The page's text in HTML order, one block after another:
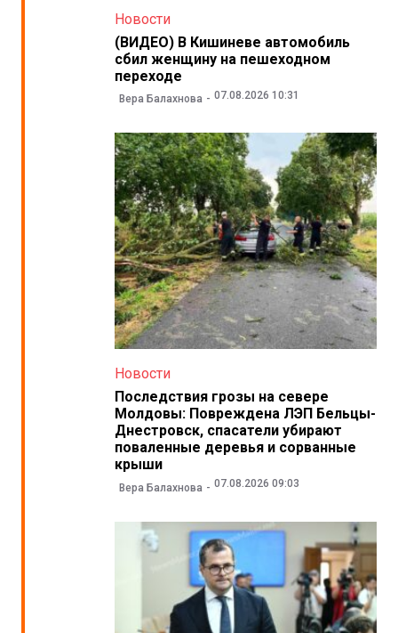
Новости
(ВИДЕО) В Кишиневе автомобиль
сбил женщину на пешеходном
переходе
Вера Балахнова 07.08.2026 10:31
Новости
Последствия грозы на севере
Молдовы: Повреждена ЛЭП Бельцы-
Днестровск, спасатели убирают
поваленные деревья и сорванные
крыши
Вера Балахнова 07.08.2026 09:03